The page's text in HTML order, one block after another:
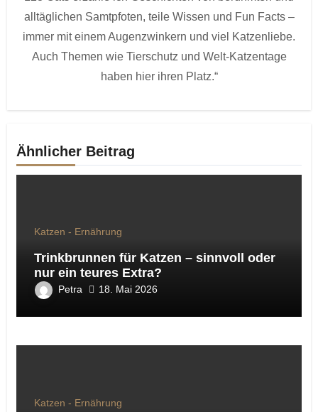
alltäglichen Samtpfoten, teile Wissen und Fun Facts –
immer mit einem Augenzwinkern und viel Katzenliebe.
Auch Themen wie Tierschutz und Welt-Katzentage
haben hier ihren Platz.“
Ähnlicher Beitrag
Katzen - Ernährung
Trinkbrunnen für Katzen – sinnvoll oder
nur ein teures Extra?
Petra 18. Mai 2026
Katzen - Ernährung